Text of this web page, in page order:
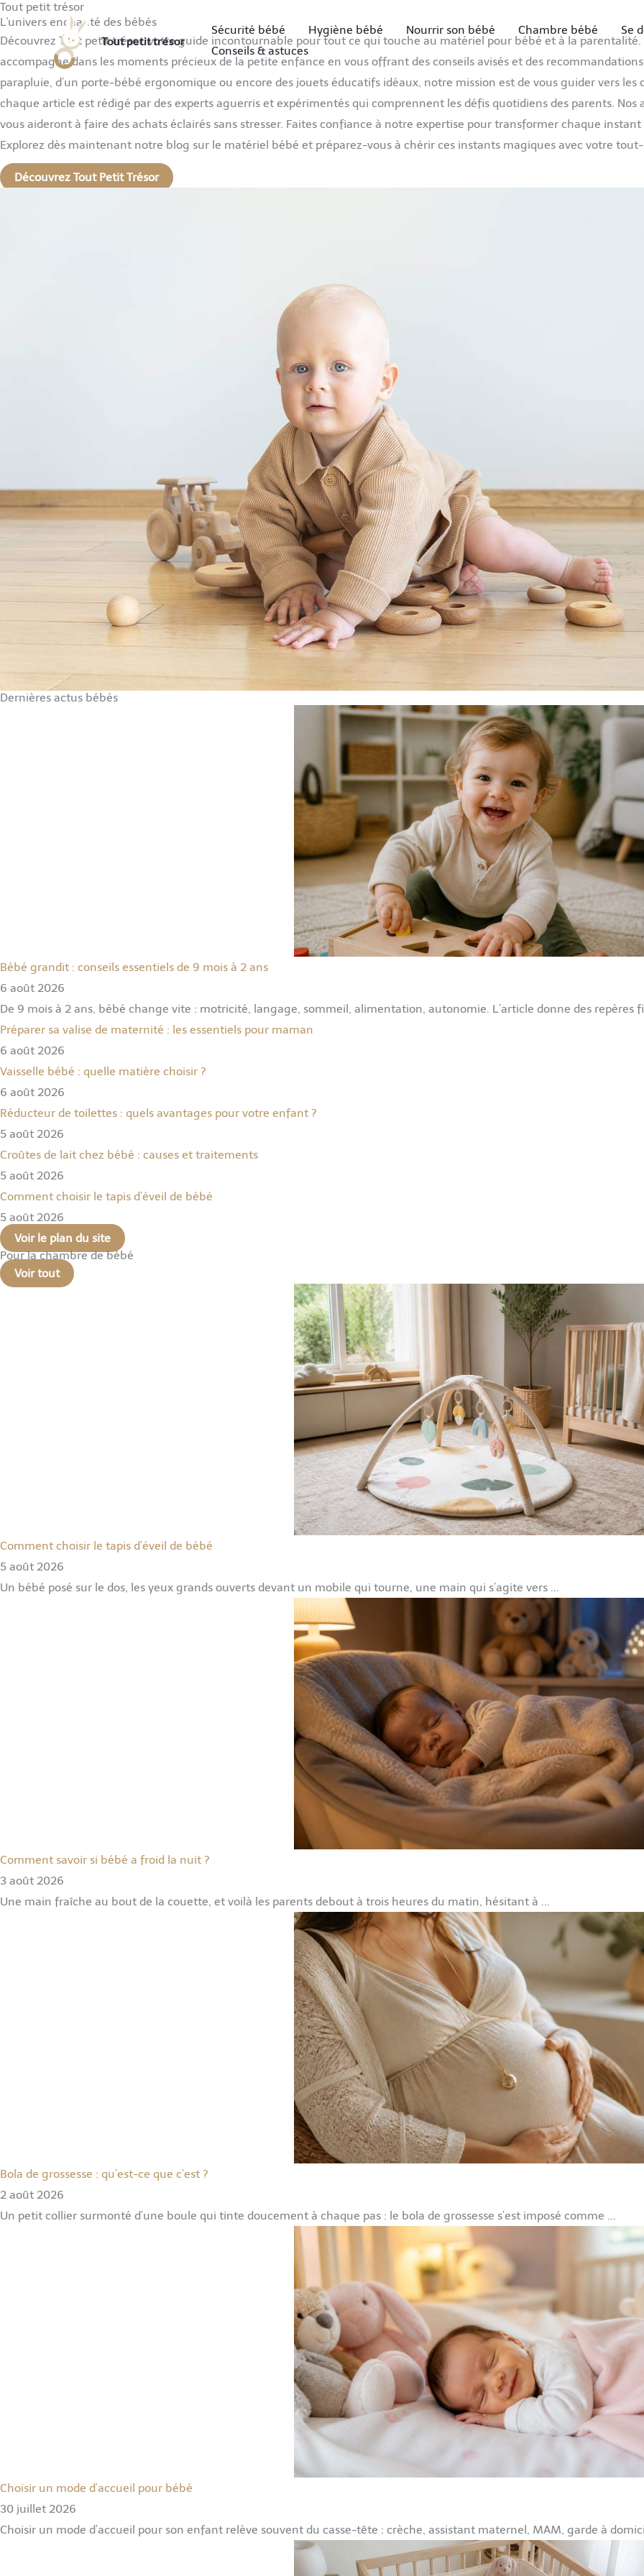
Aller
au
Tout petit trésor
Sécurité bébé Hygiène bébé Nourrir son bébé Chambre bébé Se
Conseils & astuces
Tout petit trésor
L'univers enchanté des bébés
Découvrez Tout petit trésor, votre guide incontournable pour tout ce qui touche au matériel pour bébé et à la
accompagne dans les moments précieux de la petite enfance en vous offrant des conseils avisés et des
parapluie, d’un porte-bébé ergonomique ou encore des jouets éducatifs idéaux, notre mission est de vous guider vers les
chaque article est rédigé par des experts aguerris et expérimentés qui comprennent les défis quotidiens des parents.
vous aideront à faire des achats éclairés sans stresser. Faites confiance à notre expertise pour transformer chaque
Explorez dès maintenant notre blog sur le matériel bébé et préparez-vous à chérir ces instants magiques avec votre
Découvrez Tout Petit Trésor
Dernières actus bébés
Bébé grandit : conseils essentiels de 9 mois à 2 ans
6 août 2026
De 9 mois à 2 ans, bébé change vite : motricité, langage, sommeil, alimentation, autonomie. L’article donne des repères
Préparer sa valise de maternité : les essentiels pour maman
6 août 2026
Vaisselle bébé : quelle matière choisir ?
6 août 2026
Réducteur de toilettes : quels avantages pour votre enfant ?
5 août 2026
Croûtes de lait chez bébé : causes et traitements
5 août 2026
Comment choisir le tapis d’éveil de bébé
5 août 2026
Voir le plan du site
Pour la chambre de bébé
Voir tout
Comment choisir le tapis d’éveil de bébé
5 août 2026
Un bébé posé sur le dos, les yeux grands ouverts devant un mobile qui tourne, une main qui s’agite vers ...
Comment savoir si bébé a froid la nuit ?
3 août 2026
Une main fraîche au bout de la couette, et voilà les parents debout à trois heures du matin, hésitant à ...
Bola de grossesse : qu’est-ce que c’est ?
2 août 2026
Un petit collier surmonté d’une boule qui tinte doucement à chaque pas : le bola de grossesse s’est imposé comme ...
Choisir un mode d’accueil pour bébé
30 juillet 2026
Choisir un mode d’accueil pour son enfant relève souvent du casse-tête : crèche, assistant maternel, MAM, garde à